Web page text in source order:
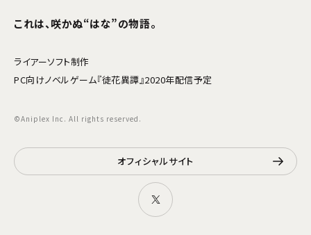
これは、咲かぬ“はな”の物語――。
ライアーソフト制作
PC向けノベルゲーム『徒花異譚』2020年配信予定
©Aniplex Inc. All rights reserved.
オフィシャルサイト